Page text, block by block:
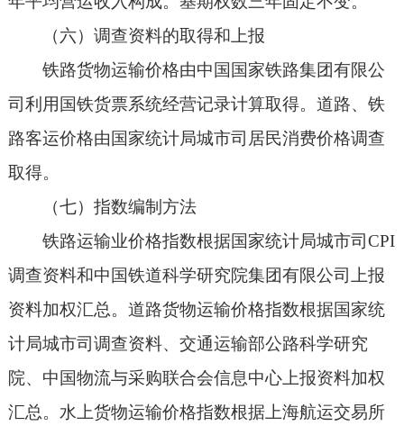
（六）调查资料的取得和上报
铁路货物运输价格由中国国家铁路集团有限公
司利用国铁货票系统经营记录计算取得。道路、铁
路客运价格由国家统计局城市司居民消费价格调查
取得。
（七）指数编制方法
铁路运输业价格指数根据国家统计局城市司CPI
调查资料和中国铁道科学研究院集团有限公司上报
资料加权汇总。道路货物运输价格指数根据国家统
计局城市司调查资料、交通运输部公路科学研究
院、中国物流与采购联合会信息中心上报资料加权
汇总。水上货物运输价格指数根据上海航运交易所